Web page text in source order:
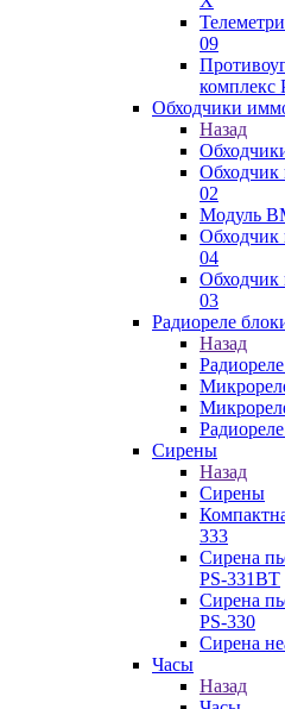
09
комплекс
Обходчики
Назад
Обходчик
02
Модуль
Обходчик
04
Обходчик
03
Радиореле
Назад
Сирены
Назад
Сирены
333
Сирена
PS-331BT
Сирена
PS-330
Сирена
Часы
Назад